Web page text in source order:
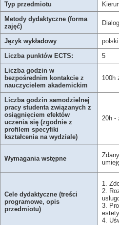
Typ przedmiotu
Metody dydaktyczne (forma
zajęć)
Język wykładowy
Liczba punktów ECTS:
5
Liczba godzin w
bezpośrednim kontakcie z
nauczycielem akademickim
100h
Liczba godzin samodzielnej
pracy studenta związanych z
osiągnięciem efektów
uczenia się (zgodnie z
profilem specyfiki
kształcenia na wydziale)
20h -
Wymagania wstępne
Cele dydaktyczne (treści
programowe, opis
przedmiotu)
1.
2.
3.
4.